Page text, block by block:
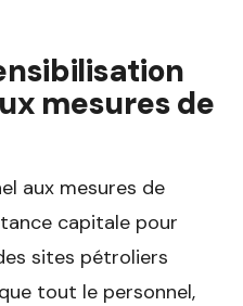
mesures de
aux mesures de
capitale pour
sites pétroliers
tout le personnel,